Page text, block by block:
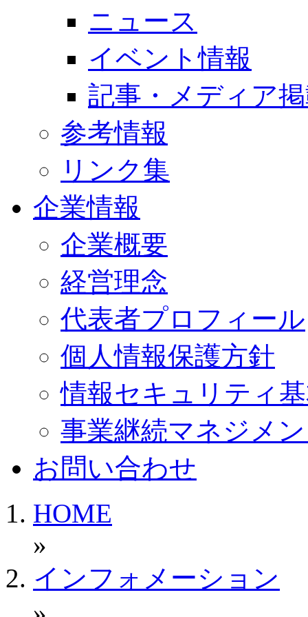
ニュース
イベント情報
記事・メディア
参考情報
リンク集
企業情報
企業概要
経営理念
代表者プロフィール
個人情報保護方針
情報セキュリティ
事業継続マネジメ
お問い合わせ
HOME
»
インフォメーション